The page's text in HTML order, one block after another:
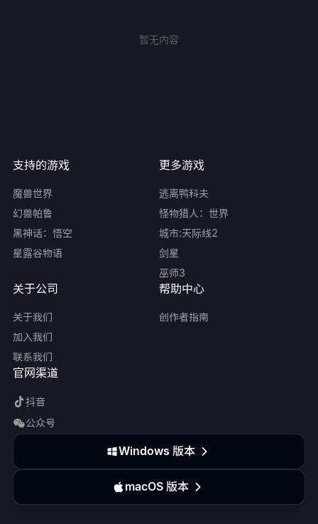
暂无内容
支持的游戏
魔兽世界
幻兽帕鲁
黑神话：悟空
星露谷物语
更多游戏
逃离鸭科夫
怪物猎人：世界
城市:天际线2
剑星
巫师3
关于公司
关于我们
加入我们
联系我们
帮助中心
创作者指南
官网渠道
抖音
公众号
Windows 版本
macOS 版本